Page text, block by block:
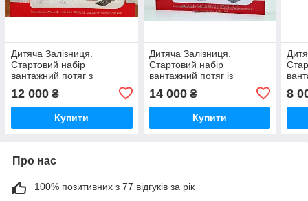
Дитяча Залізниця.
Стартовий набір
вантажний потяг з
масштаб 1/87 H0. Piko
57138
12 000 ₴
Купити
Дитяча Залізниця.
Стартовий набір
вантажний потяг із
тепловозом М62, масштаб
1/87 H0. Piko 97940
14 000₴
Купити
H0
8
Про нас
100% позитивних з 77 відгуків за рік